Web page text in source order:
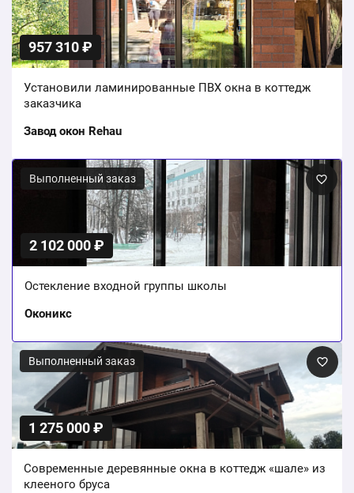
957 310 ₽
Установили ламинированные ПВХ окна в коттедж
заказчика
Завод окон Rehau
Выполненный заказ
2 102 000 ₽
Остекление входной группы школы
Оконикс
Выполненный заказ
1 275 000 ₽
Современные деревянные окна в коттедж «шале» из
клееного бруса